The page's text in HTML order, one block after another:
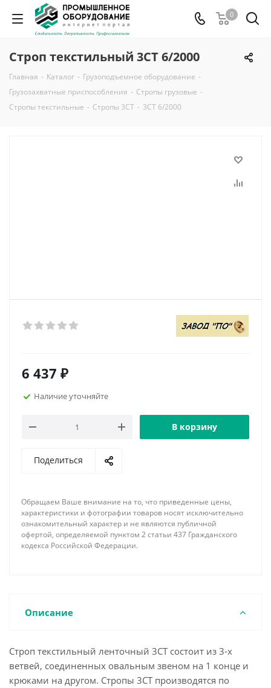
0
Строп текстильный 3СТ 6/2000
Главная - Каталог - Грузоподъемное оборудование -
Грузозахватные приспособления - Стропы грузовые -
Стропы текстильные - Стропы 3СТ - 3СТ 6/2000
6 437 ₽
Наличие уточняйте
В корзину
Поделиться
Обращаем Ваше внимание на то, что приведенные цены,
характеристики и фотографии товаров носят исключительно
ознакомительный характер и не являются публичной
офертой, определяемой пунктом 2 статьи 437 Гражданского
кодекса Российской Федерации.
Описание
Строп текстильный ленточный 3СТ состоит из 3-х
ветвей, соединенных овальным звеном на 1 конце и
крюками на другом. Стропы 3СТ производятся по